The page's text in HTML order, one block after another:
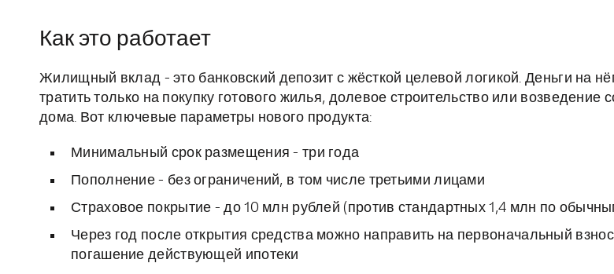
Как это работает
Жилищный вклад - это банковский депозит с жёсткой целевой логикой. Деньги на
тратить только на покупку готового жилья, долевое строительство или возведение
дома. Вот ключевые параметры нового продукта:
Минимальный срок размещения - три года
Пополнение - без ограничений, в том числе третьими лицами
Страховое покрытие - до 10 млн рублей (против стандартных 1,4 млн по
Через год после открытия средства можно направить на первоначальный
погашение действующей ипотеки